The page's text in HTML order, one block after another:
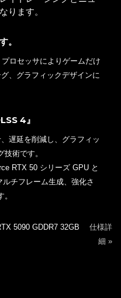
ります。
。
ロセッサによりゲームだけ
、グラフィックデザインに
4』
遅延を削減し、グラフィッ
術です。
RTX 50 シリーズ GPU と
チフレーム生成、強化さ
5090 GDDR7 32GB 仕様詳
細 »